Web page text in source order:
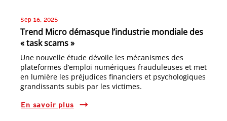
Sep 16, 2025
Trend Micro démasque l’industrie mondiale des
« task scams »
Une nouvelle étude dévoile les mécanismes des
plateformes d’emploi numériques frauduleuses et met
en lumière les préjudices financiers et psychologiques
grandissants subis par les victimes.
En savoir plus